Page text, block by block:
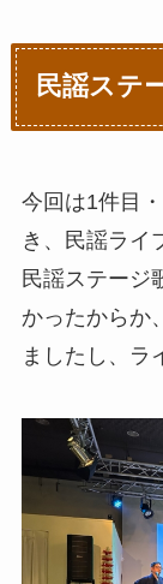
民謡ステ
今回は1件目
き、民謡ライ
民謡ステージ
かったからか
ましたし、ラ